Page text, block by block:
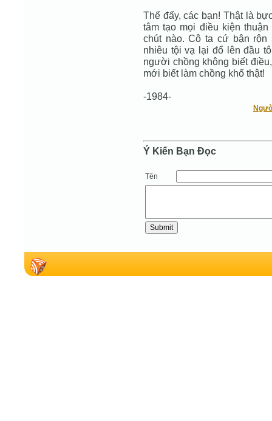
Thế đấy, các bạn! Thật là
tâm tạo mọi điều kiện
chút nào. Cô ta cứ bận rộn
nhiêu tội vạ lại đổ lên đầu
người chồng không biết
mới biết làm chồng khổ thật!
-1984-
Ý Kiến Bạn Ðọc
Tên